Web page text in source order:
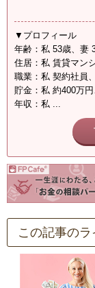
▼プロフィール
年齢：私 53歳、妻
住居：私 賃貸マン
職業：私 契約社員
貯金：私 約400万
年収：私 ...
この記事の